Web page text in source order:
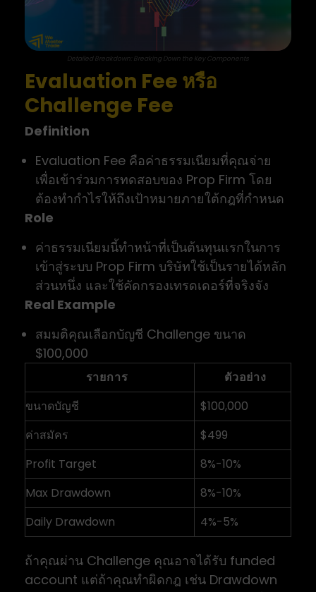
Detailed Breakdown: Breaking Down the Key Components
Evaluation Fee หรือ
Challenge Fee
Definition
Evaluation Fee คือค่าธรรมเนียมที่คุณจ่าย
เพื่อเข้าร่วมการทดสอบของ Prop Firm โดย
ต้องทำกำไรให้ถึงเป้าหมายภายใต้กฎที่กำหนด
Role
ค่าธรรมเนียมนี้ทำหน้าที่เป็นต้นทุนแรกในการ
เข้าสู่ระบบ Prop Firm บริษัทใช้เป็นรายได้หลัก
ส่วนหนึ่ง และใช้คัดกรองเทรดเดอร์ที่จริงจัง
Real Example
สมมติคุณเลือกบัญชี Challenge ขนาด
$100,000
รายการ
ตัวอย่าง
ขนาดบัญชี
$100,000
ค่าสมัคร
$499
Profit Target
8%-10%
Max Drawdown
8%-10%
Daily Drawdown
4%-5%
ถ้าคุณผ่าน Challenge คุณอาจได้รับ funded
account แต่ถ้าคุณทำผิดกฎ เช่น Drawdown